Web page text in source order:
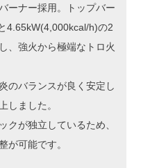
ーナー採用。トップバー
4.65kW(4,000kcal/h)の2
、強火から極端なトロ火
のバランスが良く安定し
しました。
クが独立しているため、
が可能です。